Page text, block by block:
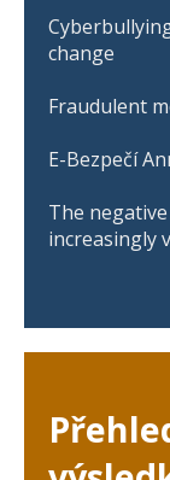
change
Fraudulent
E-Bezpečí
The
increasingly